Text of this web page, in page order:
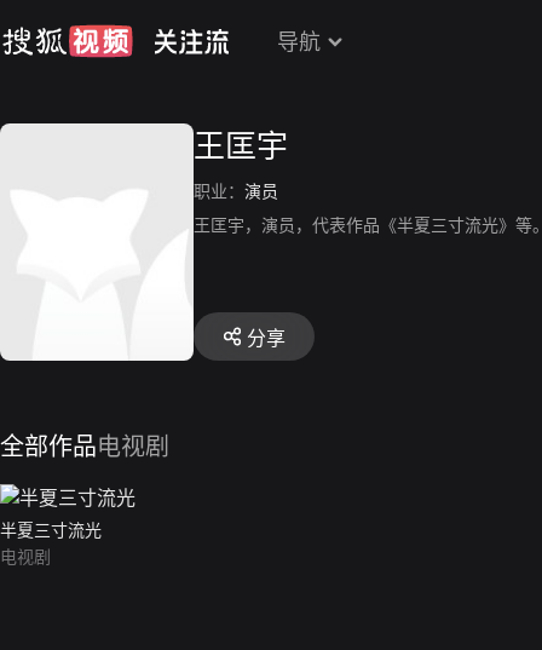
导航
王匡宇
职业： 演员
王匡宇，演员，代表作品《半夏三寸流光》等
分享
全部作品电视剧
半夏三寸流光
电视剧